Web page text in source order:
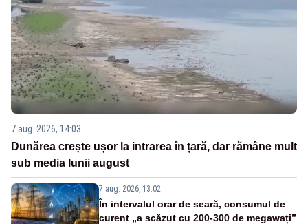
7 aug. 2026, 14:03
Dunărea crește ușor la intrarea în țară, dar rămâne mult
sub media lunii august
7 aug. 2026, 13:02
În intervalul orar de seară, consumul de
curent „a scăzut cu 200-300 de megawați”